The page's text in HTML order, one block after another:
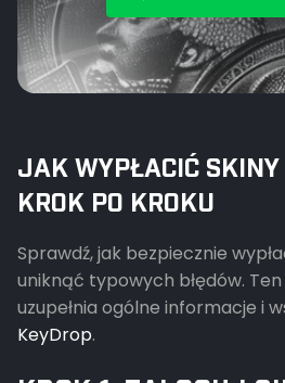
JAK WYPŁACIĆ SKINY
KROK PO KROKU
Sprawdź, jak bezpiecznie
uniknąć typowych błędów.
uzupełnia ogólne informacje i
KeyDrop.